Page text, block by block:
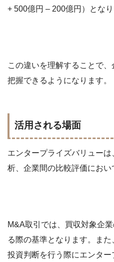
+ 500億円 – 200億円）となり
この違いを理解することで
把握できるようになります。
活用される場面
エンタープライズバリュー
析、企業間の比較評価におい
M&A取引では、買収対象企
る際の基準となります。また
投資判断を行う際にエンタ